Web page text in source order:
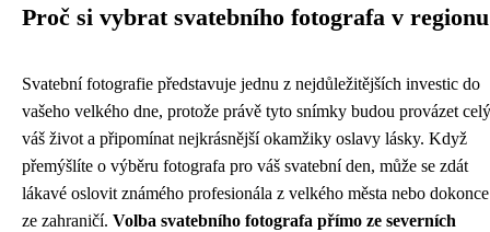
Proč si vybrat svatebního fotografa v regionu
Svatební fotografie představuje jednu z nejdůležitějších investic do
vašeho velkého dne, protože právě tyto snímky budou provázet celý
váš život a připomínat nejkrásnější okamžiky oslavy lásky. Když
přemýšlíte o výběru fotografa pro váš svatební den, může se zdát
lákavé oslovit známého profesionála z velkého města nebo dokonce
ze zahraničí. Volba svatebního fotografa přímo ze severních